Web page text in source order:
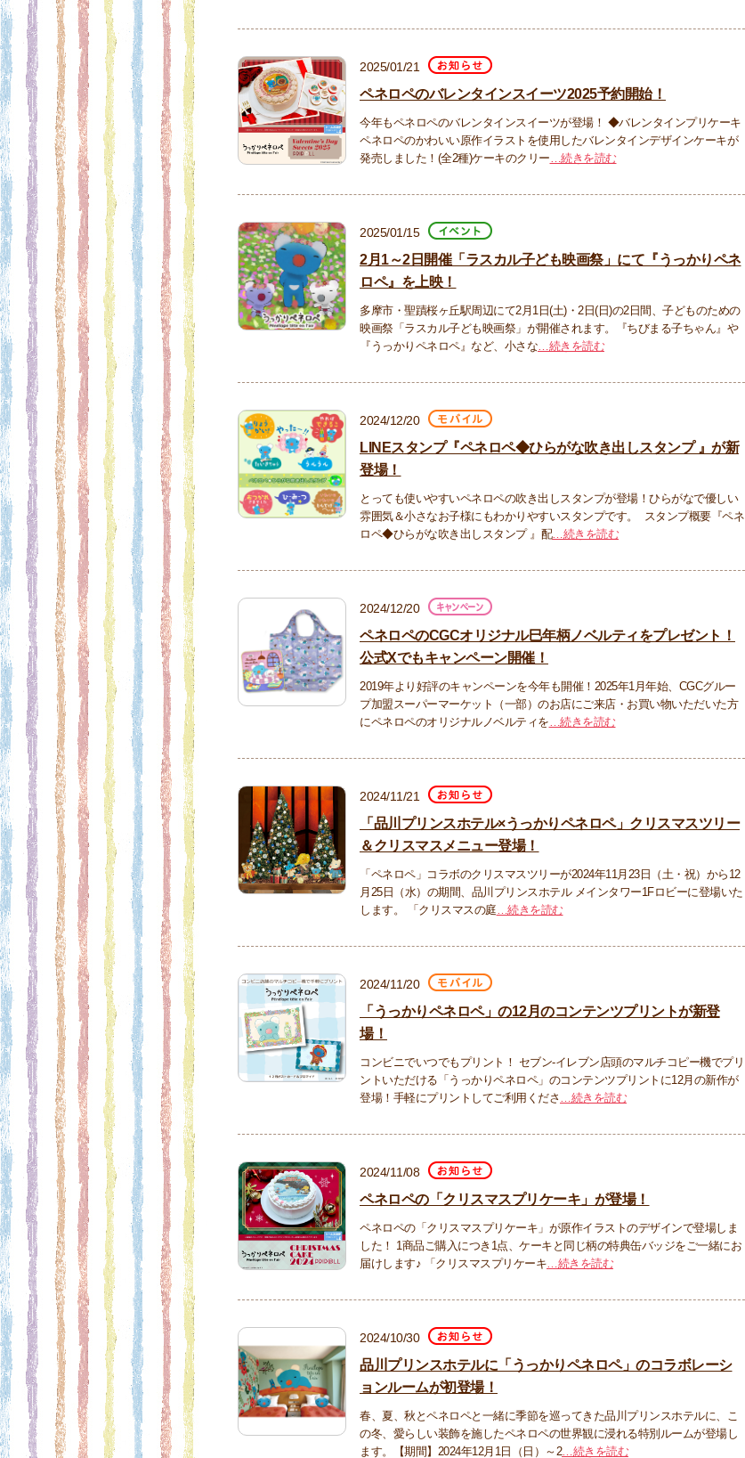
2025/01/21
ペネロペのバレンタインスイーツ2025予約開始！
今年もペネロペのバレンタインスイーツが登場！ ◆バレンタインプリケーキ
ペネロペのかわいい原作イラストを使用したバレンタインデザインケーキが
発売しました！(全2種)ケーキのクリー…続きを読む
2025/01/15
2月1～2日開催「ラスカル子ども映画祭」にて『うっかりペネ
ロペ』を上映！
多摩市・聖蹟桜ヶ丘駅周辺にて2月1日(土)・2日(日)の2日間、子どものための
映画祭「ラスカル子ども映画祭」が開催されます。『ちびまる子ちゃん』や
『うっかりペネロペ』など、小さな…続きを読む
2024/12/20
LINEスタンプ『ペネロペ◆ひらがな吹き出しスタンプ 』が新
登場！
とっても使いやすいペネロペの吹き出しスタンプが登場！ひらがなで優しい
雰囲気＆小さなお子様にもわかりやすいスタンプです。 スタンプ概要『ペネ
ロペ◆ひらがな吹き出しスタンプ 』配…続きを読む
2024/12/20
ペネロペのCGCオリジナル巳年柄ノベルティをプレゼント！
公式Xでもキャンペーン開催！
2019年より好評のキャンペーンを今年も開催！2025年1月年始、CGCグルー
プ加盟スーパーマーケット（一部）のお店にご来店・お買い物いただいた方
にペネロペのオリジナルノベルティを…続きを読む
2024/11/21
「品川プリンスホテル×うっかりペネロペ」クリスマスツリー
＆クリスマスメニュー登場！
「ペネロペ」コラボのクリスマスツリーが2024年11月23日（土・祝）から12
月25日（水）の期間、品川プリンスホテル メインタワー1Fロビーに登場いた
します。 「クリスマスの庭…続きを読む
2024/11/20
「うっかりペネロペ」の12月のコンテンツプリントが新登
場！
コンビニでいつでもプリント！ セブン‐イレブン店頭のマルチコピー機でプリ
ントいただける「うっかりペネロペ」のコンテンツプリントに12月の新作が
登場！手軽にプリントしてご利用くださ…続きを読む
2024/11/08
ペネロペの「クリスマスプリケーキ」が登場！
ペネロペの「クリスマスプリケーキ」が原作イラストのデザインで登場しま
した！ 1商品ご購入につき1点、ケーキと同じ柄の特典缶バッジをご一緒にお
届けします♪ 「クリスマスプリケーキ…続きを読む
2024/10/30
品川プリンスホテルに「うっかりペネロペ」のコラボレーシ
ョンルームが初登場！
春、夏、秋とペネロペと一緒に季節を巡ってきた品川プリンスホテルに、こ
の冬、愛らしい装飾を施したペネロペの世界観に浸れる特別ルームが登場し
ます。【期間】2024年12月1日（日）～2…続きを読む